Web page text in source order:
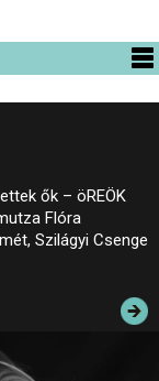
ők – öREÖK
Flóra
Szilágyi Csenge